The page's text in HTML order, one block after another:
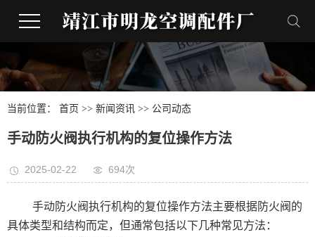
当前位置： 首页 >> 新闻资讯 >> 公司动态
手动防火阀执行机构的复位操作方法
2025-02-22 694次
手动防火阀执行机构的复位操作方法主要根据防火阀的
具体类型和结构而定，但通常包括以下几种常见方法：